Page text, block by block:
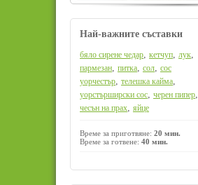
Най-важните съставки
бяло сирене чедар, кетчуп, лук,
пармезан, питка, сол, сос
уорчестър, телешка кайма,
уорстърширски сос, черен пипер,
чесън на прах, яйце
Време за приготвяне: 20 мин.
Време за готвене: 40 мин.